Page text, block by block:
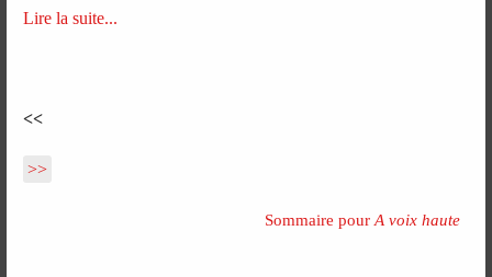
Lire la suite...
<<
>>
Sommaire pour A voix haute